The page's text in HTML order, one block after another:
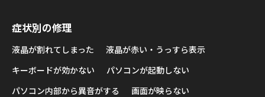
症状別の修理
液晶が割れてしまった
液晶が赤い・うっすら表示
キーボードが効かない
パソコンが起動しない
パソコン内部から異音がする
画面が映らない